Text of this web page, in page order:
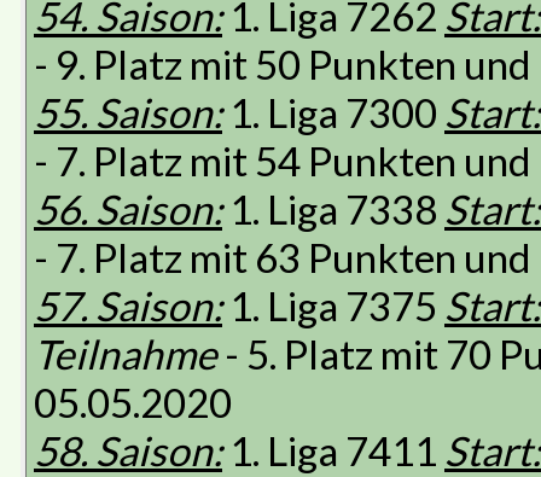
54. Saison:1. Liga 7262 Start:
- 9. Platz mit 50 Punkten
55. Saison:1. Liga 7300 Start:
- 7. Platz mit 54 Punkten
56. Saison:1. Liga 7338 Start:
- 7. Platz mit 63 Punkten
57. Saison:1. Liga 7375 Start:
Teilnahme- 5. Platz mit 70
05.05.2020
58. Saison:1. Liga 7411 Start: